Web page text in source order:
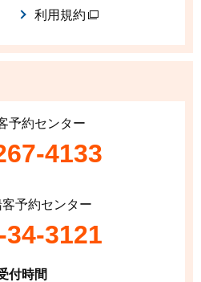
利用規約
予約センター
4133
予約センター
34-3121
付時間